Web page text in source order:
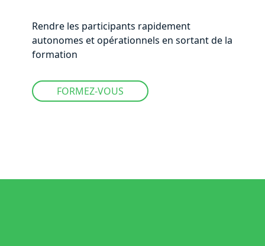
Rendre les participants rapidement
autonomes et opérationnels en sortant de la
formation
FORMEZ-VOUS